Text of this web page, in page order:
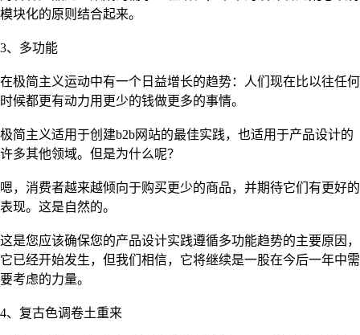
模块化的原则结合起来。
3、多功能
在极简主义运动中有一个日益增长的趋势：人们现在比以往任何
时候都更有动力用更少的钱做更多的事情。
极简主义适用于创建b2b网站的最佳实践，也适用于产品设计的
许多其他领域。但是为什么呢？
嗯，消费者越来越倾向于购买更少的商品，并期待它们有更好的
表现。这是自然的。
这是您应该确保您的产品设计实践遵循多功能趋势的主要原因，
它已经开始发生，但我们相信，它将继续是一股在今后一年中需
要考虑的力量。
4、复古色调卷土重来